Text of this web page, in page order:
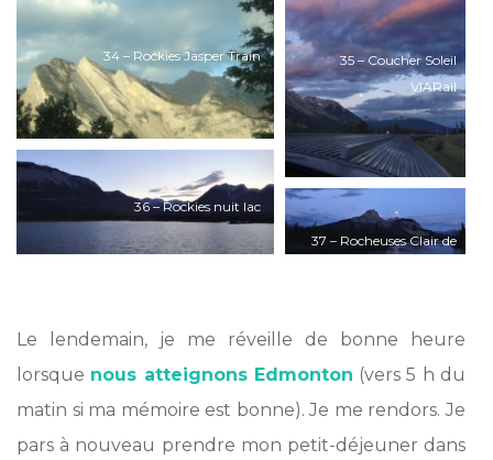
34 – Rockies Jasper Train
35 – Coucher Soleil
VIARail
36 – Rockies nuit lac
37 – Rocheuses Clair de
Le lendemain, je me réveille de bonne heure
lorsque nous atteignons Edmonton (vers 5 h du
matin si ma mémoire est bonne). Je me rendors. Je
pars à nouveau prendre mon petit-déjeuner dans